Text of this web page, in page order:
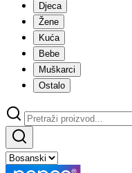
Djeca
Žene
Kuća
Bebe
Muškarci
Ostalo